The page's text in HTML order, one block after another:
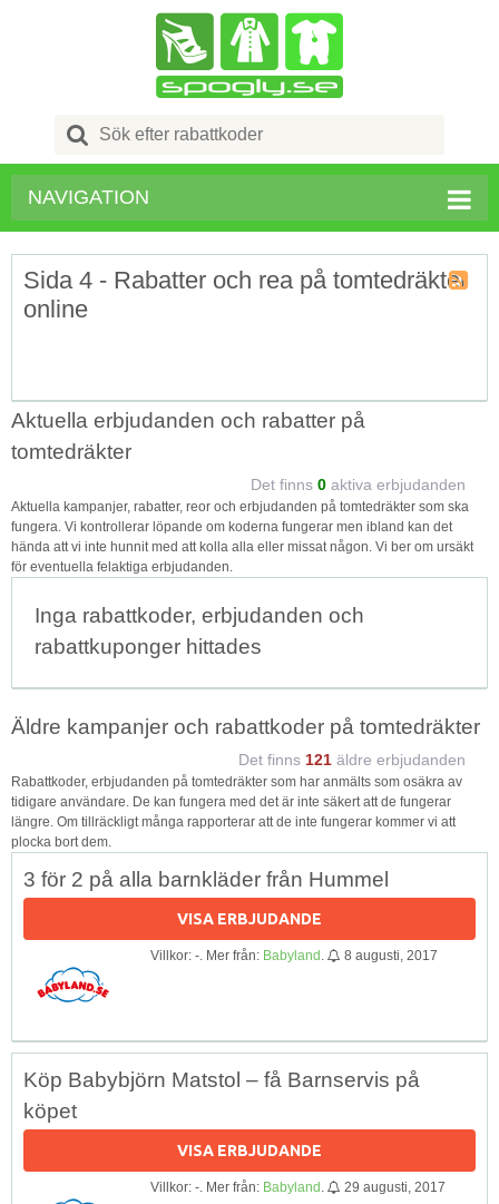
Search
for:
NAVIGATION
Sida 4 - Rabatter och rea på tomtedräkter
online
Aktuella erbjudanden och rabatter på
tomtedräkter
Det finns 0 aktiva erbjudanden
Aktuella kampanjer, rabatter, reor och erbjudanden på tomtedräkter som ska
fungera. Vi kontrollerar löpande om koderna fungerar men ibland kan det
hända att vi inte hunnit med att kolla alla eller missat någon. Vi ber om ursäkt
för eventuella felaktiga erbjudanden.
Inga rabattkoder, erbjudanden och
rabattkuponger hittades
Äldre kampanjer och rabattkoder på tomtedräkter
Det finns 121 äldre erbjudanden
Rabattkoder, erbjudanden på tomtedräkter som har anmälts som osäkra av
tidigare användare. De kan fungera med det är inte säkert att de fungerar
längre. Om tillräckligt många rapporterar att de inte fungerar kommer vi att
plocka bort dem.
3 för 2 på alla barnkläder från Hummel
VISA ERBJUDANDE
Villkor: -. Mer från: Babyland 8 augusti, 2017
Köp Babybjörn Matstol – få Barnservis på
köpet
VISA ERBJUDANDE
Villkor: -. Mer från: Babyland 29 augusti, 2017